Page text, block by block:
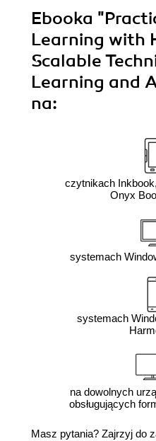
Ebooka
Learning with
Scalable
Learning and
na:
czytnikach
Onyx
systemach
systemach
na dowolnych
obsługujących
Masz pytania? Zajrzyj do